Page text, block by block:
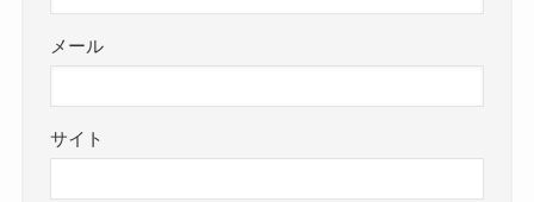
メール
サイト